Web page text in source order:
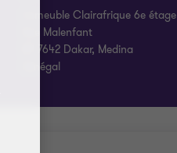
Immeuble Clairafrique 6e étage
Rue Malenfant
BP 7642 Dakar, Medina
Sénégal